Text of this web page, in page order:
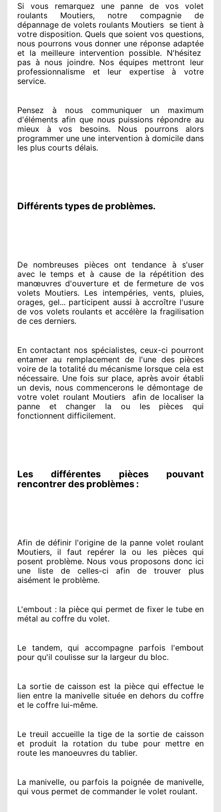
Si vous remarquez une panne de vos volet
roulants Moutiers, notre compagnie de
dépannage de volets roulants Moutiers se tient à
votre disposition. Quels que soient vos questions,
nous pourrons vous donner une réponse adaptée
et la meilleure intervention possible. N'hésitez
pas à nous joindre. Nos équipesmettront leur
professionnalisme et leur expertise à votre
service.
Pensez à nous communiquer un maximum
d'éléments afin que nous puissions répondre au
mieux à vos besoins. Nous pourrons alors
programmer une une intervention à domiciledans
les plus courts délais.
Différents types de problèmes.
De nombreuses pièces ont tendance à s'user
avec le temps et à causede la répétition des
manœuvres d'ouverture et de fermeture de vos
volets Moutiers. Les intempéries, vents, pluies,
orages, gel... participent aussi à accroître l'usure
de vos volets roulants et accélère la fragilisation
de ces derniers.
En contactant nos spécialistes, ceux-ci pourront
entamer au remplacement de l'une des pièces
voire de la totalité du mécanisme lorsque cela est
nécessaire. Une fois sur place, après avoir établi
un devis, nous commencerons le démontage de
votre volet roulant Moutiers
afin delocaliser la
panne et changer la ou les pièces qui
fonctionnent difficilement.
Les différentes pièces pouvant
rencontrer des problèmes :
Afin de définir l'originede la panne volet roulant
Moutiers, il faut repérerla ou les pièces qui
posent problème. Nous vous proposons donc ici
une liste de celles-ci afin de trouver plus
aisément le problème.
L'embout : la pièce qui permet de fixer le tube en
métal au coffre du volet.
Le tandem, qui accompagne parfois l'embout
pour qu'il coulisse sur la largeur du bloc.
La sortie de caisson est la pièce qui effectuele
lien entre la manivelle situéeen dehorsdu coffre
et le coffre lui-même.
Le treuil accueille la tige de la sortie de caisson
et produit la rotation du tube pour mettre en
route les manoeuvres du tablier.
La manivelle, ou parfois la poignée de manivelle,
qui vous permet de commander le volet roulant.